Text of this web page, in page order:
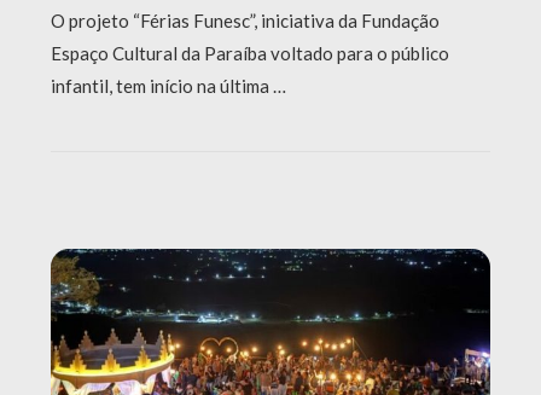
O projeto “Férias Funesc”, iniciativa da Fundação
Espaço Cultural da Paraíba voltado para o público
infantil, tem início na última …